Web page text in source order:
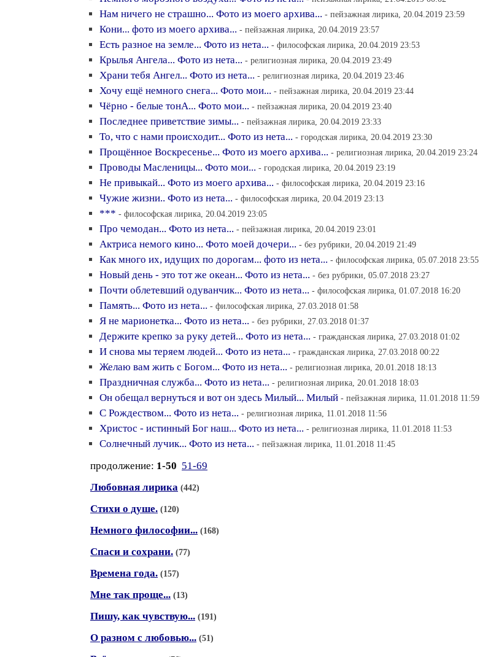
Нам ничего не страшно... Фото из моего архива... - пейзажная лирика, 20.04.2019 23:59
Кони... фото из моего архива... - пейзажная лирика, 20.04.2019 23:57
Есть разное на земле... Фото из нета... - философская лирика, 20.04.2019 23:53
Крылья Ангела... Фото из нета... - религиозная лирика, 20.04.2019 23:49
Храни тебя Ангел... Фото из нета... - религиозная лирика, 20.04.2019 23:46
Хочу ещё немного снега... Фото мои... - пейзажная лирика, 20.04.2019 23:44
Чёрно - белые тонА... Фото мои... - пейзажная лирика, 20.04.2019 23:40
Последнее приветствие зимы... - пейзажная лирика, 20.04.2019 23:33
То, что с нами происходит... Фото из нета... - городская лирика, 20.04.2019 23:30
Прощённое Воскресенье... Фото из моего архива... - религиозная лирика, 20.04.2019 23:24
Проводы Масленицы... Фото мои... - городская лирика, 20.04.2019 23:19
Не привыкай... Фото из моего архива... - философская лирика, 20.04.2019 23:16
Чужие жизни.. Фото из нета... - философская лирика, 20.04.2019 23:13
*** - философская лирика, 20.04.2019 23:05
Про чемодан... Фото из нета... - пейзажная лирика, 20.04.2019 23:01
Актриса немого кино... Фото моей дочери... - без рубрики, 20.04.2019 21:49
Как много их, идущих по дорогам... фото из нета... - философская лирика, 05.07.2018 23:55
Новый день - это тот же океан... Фото из нета... - без рубрики, 05.07.2018 23:27
Почти облетевший одуванчик... Фото из нета... - философская лирика, 01.07.2018 16:20
Память... Фото из нета... - философская лирика, 27.03.2018 01:58
Я не марионетка... Фото из нета... - без рубрики, 27.03.2018 01:37
Держите крепко за руку детей... Фото из нета... - гражданская лирика, 27.03.2018 01:02
И снова мы теряем людей... Фото из нета... - гражданская лирика, 27.03.2018 00:22
Желаю вам жить с Богом... Фото из нета... - религиозная лирика, 20.01.2018 18:13
Праздничная служба... Фото из нета... - религиозная лирика, 20.01.2018 18:03
Он обещал вернуться и вот он здесь Милый... Милый - пейзажная лирика, 11.01.2018 11:59
С Рождеством... Фото из нета... - религиозная лирика, 11.01.2018 11:56
Христос - истинный Бог наш... Фото из нета... - религиозная лирика, 11.01.2018 11:53
Солнечный лучик... Фото из нета... - пейзажная лирика, 11.01.2018 11:45
продолжение: 1-50 51-69
Любовная лирика (442)
Стихи о душе. (120)
Немного философии... (168)
Спаси и сохрани. (77)
Времена года. (157)
Мне так проще... (13)
Пишу, как чувствую... (191)
О разном с любовью... (51)